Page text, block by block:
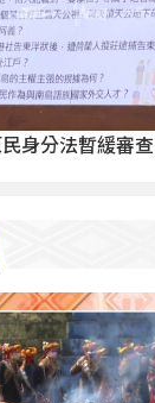
身分法暫緩審查